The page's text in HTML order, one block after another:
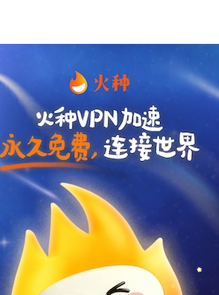
支持 [0] 反对 [0]
支持